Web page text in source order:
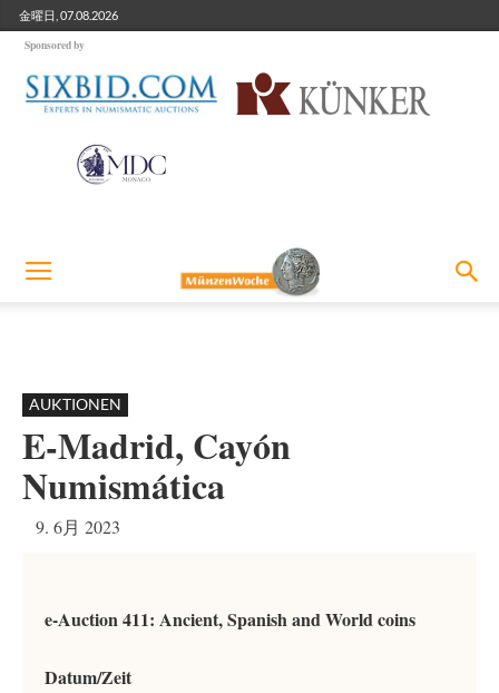
金曜日, 07.08.2026
Sponsored by
AUKTIONEN
E-Madrid, Cayón
Numismática
9. 6月 2023
e-Auction 411: Ancient, Spanish and World coins
Datum/Zeit